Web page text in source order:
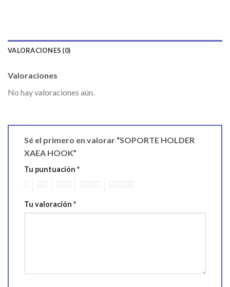
VALORACIONES (0)
Valoraciones
No hay valoraciones aún.
Sé el primero en valorar “SOPORTE HOLDER
XAEA HOOK”
Tu puntuación *
Tu valoración *